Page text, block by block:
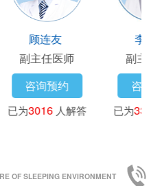
主任
约
人解答
副主任医师
咨询预约
已为3016 人解答
OF SLEEPING ENVIRONMENT